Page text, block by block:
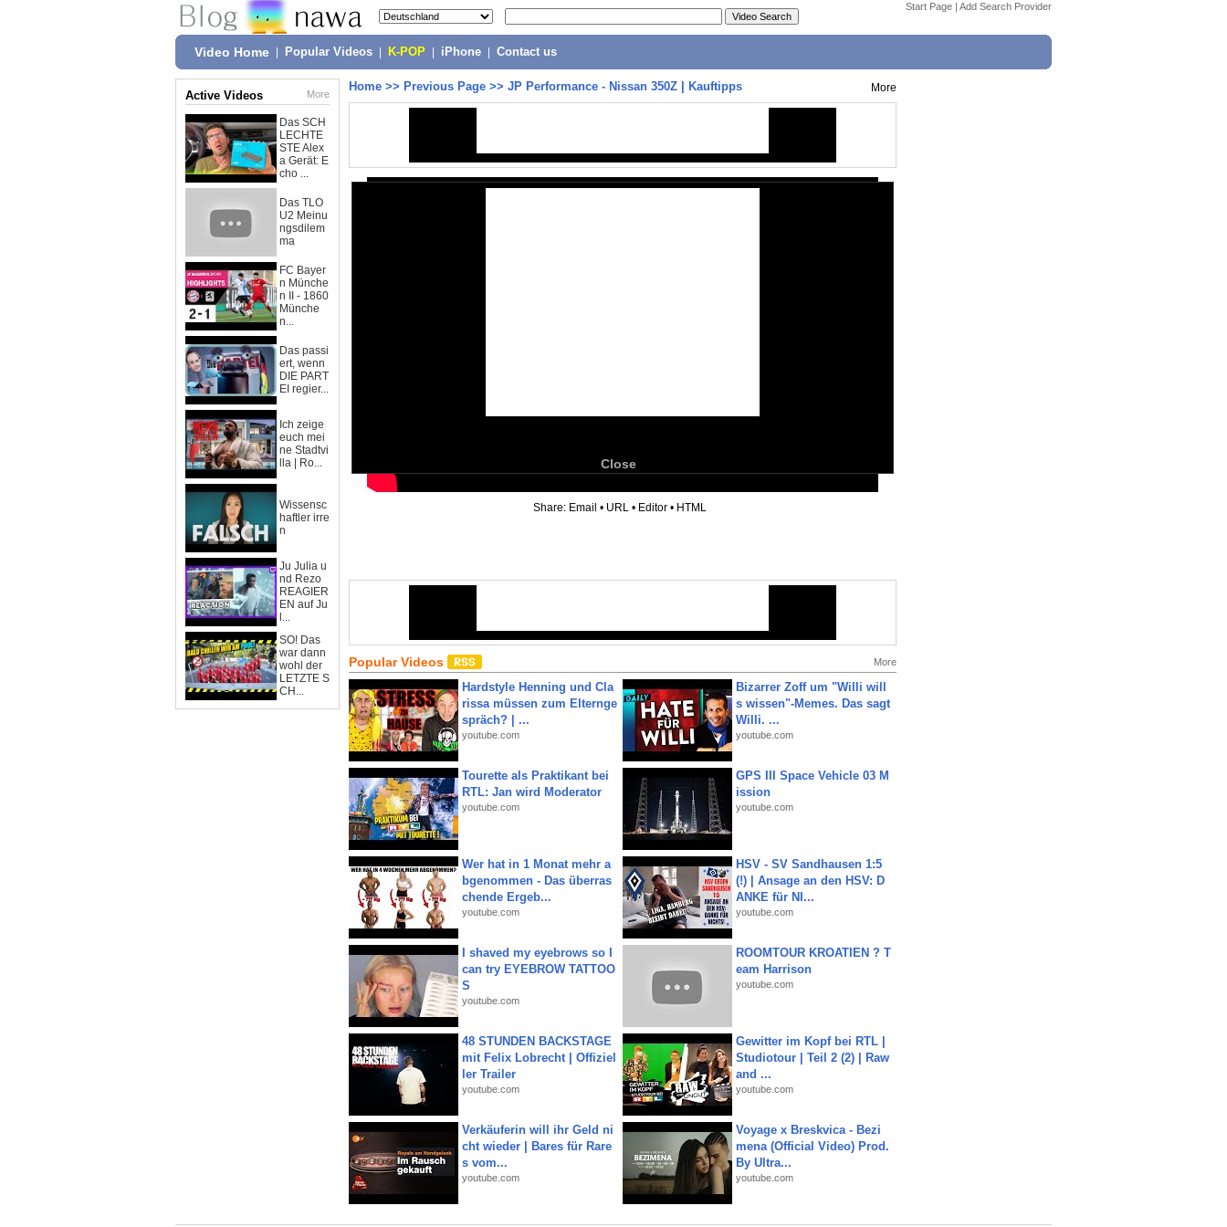
Start Page | Add Search Provider
Video Home Popular Videos K-POP iPhone Contact us
Active Videos More
Das SCH
LECHTE
STE Alex
a Gerät: E
cho ...
Das TLO
U2 Meinu
ngsdilem
ma
FC Bayer
n Münche
n II - 1860
Münche
n...
Das passi
ert, wenn
DIE PART
EI regier...
Ich zeige
euch mei
ne Stadtvi
lla | Ro...
Wissensc
haftler irre
n
Ju Julia u
nd Rezo
REAGIER
EN auf Ju
l...
SO! Das
war dann
wohl der
LETZTE S
CH...
Home >> Previous Page >> JP Performance - Nissan 350Z | Kauftipps More
Close
Share: Email • URL • Editor • HTML
Popular Videos More
Hardstyle Henning und Cla
rissa müssen zum Elternge
spräch? | ...
youtube.com
Bizarrer Zoff um "Willi will
s wissen"-Memes. Das sagt
Willi. ...
youtube.com
Tourette als Praktikant bei
RTL: Jan wird Moderator
youtube.com
GPS III Space Vehicle 03 M
ission
youtube.com
Wer hat in 1 Monat mehr a
bgenommen - Das überras
chende Ergeb...
youtube.com
HSV - SV Sandhausen 1:5
(!) | Ansage an den HSV: D
ANKE für NI...
youtube.com
I shaved my eyebrows so I
can try EYEBROW TATTOO
S
youtube.com
ROOMTOUR KROATIEN ? T
eam Harrison
youtube.com
48 STUNDEN BACKSTAGE
mit Felix Lobrecht | Offiziel
ler Trailer
youtube.com
Gewitter im Kopf bei RTL |
Studiotour | Teil 2 (2) | Raw
and ...
youtube.com
Verkäuferin will ihr Geld ni
cht wieder | Bares für Rare
s vom...
youtube.com
Voyage x Breskvica - Bezi
mena (Official Video) Prod.
By Ultra...
youtube.com